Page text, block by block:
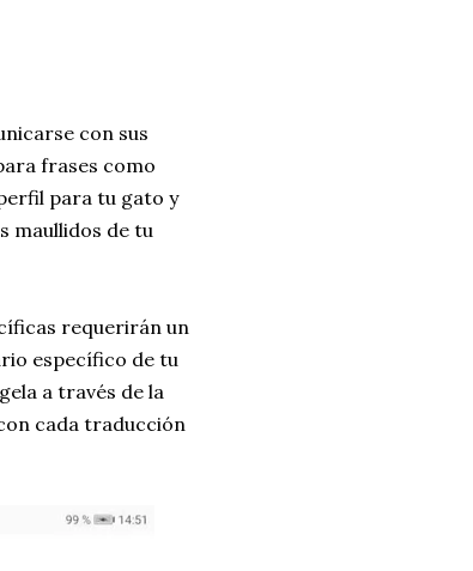
con sus
frases como
para tu gato y
maullidos de tu
requerirán un
específico de tu
a través de la
cada traducción